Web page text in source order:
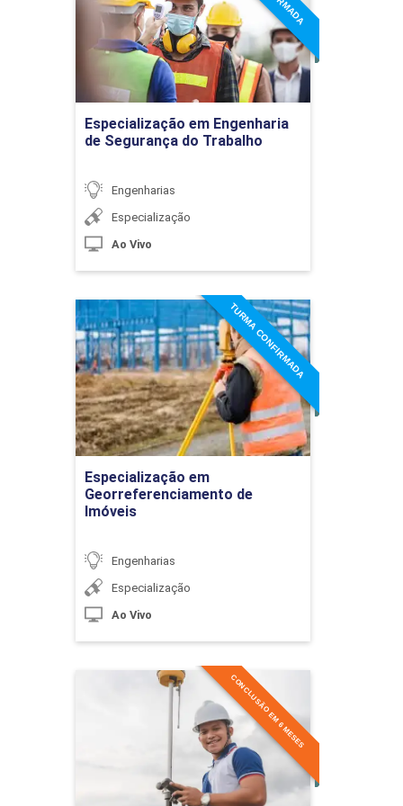
10h
Sistemas de Pré-Fabricação
10h
Sistemas Tecnológicos
10h
Sistemas Camus
10h
Sistemas Bossert
10h
Especialização em Engenharia
de Segurança do Trabalho
Engenharias
Especialização
Ao Vivo
Detalhes do curso
Especialização em
Georreferenciamento de
Imóveis
TURMA CONFIRMADA
Engenharias
Especialização
Ao Vivo
Especialização em
Georreferenciamento de
Imóveis
Detalhes do curso
CONCLUSÃO EM 6 MESES
Especialização em
Georreferenciamento de
Imóveis
Detalhes do curso